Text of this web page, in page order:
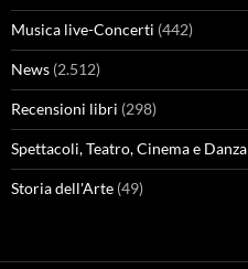
Musica live-Concerti (442)
News (2.512)
Recensioni libri (298)
Spettacoli, Teatro, Cinema e Danza
Storia dell'Arte (49)